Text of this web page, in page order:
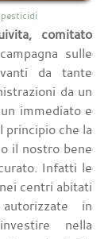
comitato
sulle
da tante
da un
immediato e
principio che la
il nostro bene
Infatti le
centri abitati
in
nella